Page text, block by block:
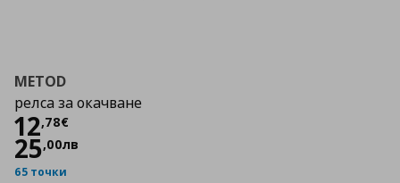
METOD
релса за окачване
12,78€
Цена
25,00лв
65 точки